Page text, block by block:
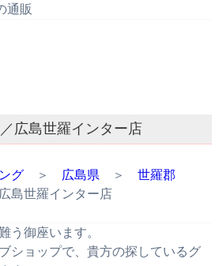
通販
広島世羅インター店
グ＞ 広島県 ＞ 世羅郡
島世羅インター店
う御座います。
ショップで、貴方の探しているグ